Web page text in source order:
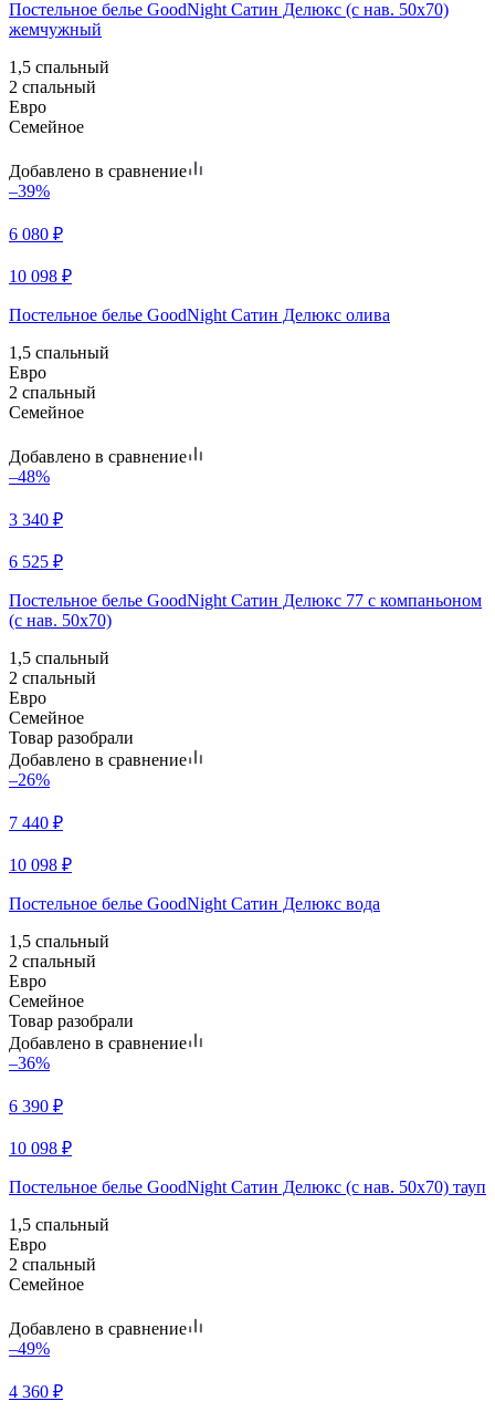
Постельное белье GoodNight Сатин Делюкс (с нав. 50х70)
жемчужный
1,5 спальный
2 спальный
Евро
Семейное
Добавлено в сравнение
–39%
6 080 ₽
10 098 ₽
Постельное белье GoodNight Сатин Делюкс олива
1,5 спальный
Евро
2 спальный
Семейное
Добавлено в сравнение
–48%
3 340 ₽
6 525 ₽
Постельное белье GoodNight Сатин Делюкс 77 с компаньоном
(с нав. 50х70)
1,5 спальный
2 спальный
Евро
Семейное
Товар разобрали
Добавлено в сравнение
–26%
7 440 ₽
10 098 ₽
Постельное белье GoodNight Сатин Делюкс вода
1,5 спальный
2 спальный
Евро
Семейное
Товар разобрали
Добавлено в сравнение
–36%
6 390 ₽
10 098 ₽
Постельное белье GoodNight Сатин Делюкс (с нав. 50х70) тауп
1,5 спальный
Евро
2 спальный
Семейное
Добавлено в сравнение
–49%
4 360 ₽